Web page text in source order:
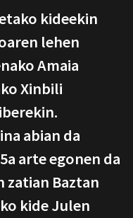
kideekin
lehen
Amaia
Xinbili
abian da
arte egonen da
zatian Baztan
kide Julen